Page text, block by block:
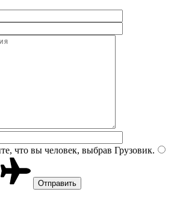
что вы человек, выбрав Грузовик.